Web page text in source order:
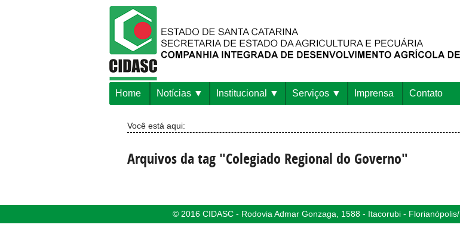
Home Notícias Institucional Serviços Imprensa Contato
Você está aqui:
Arquivos da tag "Colegiado Regional do Governo"
© 2016 CIDASC - Rodovia Admar Gonzaga, 1588 - Itacorubi -